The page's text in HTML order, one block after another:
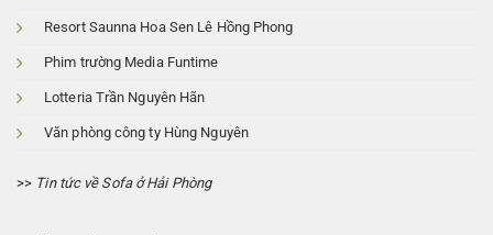
Resort Saunna Hoa Sen Lê Hồng Phong
Phim trường Media Funtime
Lotteria Trần Nguyên Hãn
Văn phòng công ty Hùng Nguyên
>> Tin tức về Sofa ở Hải Phòng